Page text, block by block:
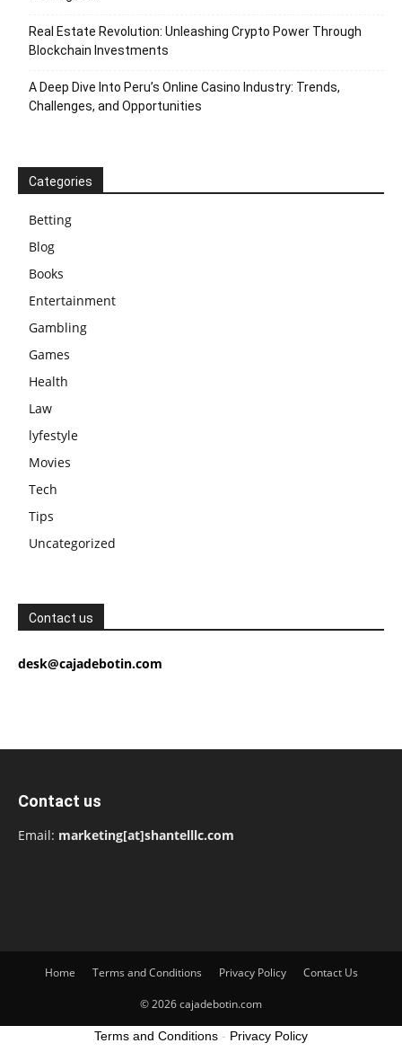
Real Estate Revolution: Unleashing Crypto Power Through
Blockchain Investments
A Deep Dive Into Peru’s Online Casino Industry: Trends,
Challenges, and Opportunities
Categories
Betting
Blog
Books
Entertainment
Gambling
Games
Health
Law
lyfestyle
Movies
Tech
Tips
Uncategorized
Contact us
desk@cajadebotin.com
Contact us
Email: marketing[at]shantelllc.com
Home Terms and Conditions Privacy Policy Contact Us
© 2026 cajadebotin.com
Terms and Conditions - Privacy Policy